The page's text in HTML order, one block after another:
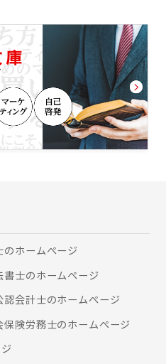
酬になってしまうこともある
産額よりも相続手続きの難易
数を報酬決定の際に重視して
。 常に、ご依頼いただくお客
て、納得感のある報酬設定を
心がけております。 〇事務所
かし、芦屋市内の案件は迅速
務所は、芦屋市の主要エリア
を構えております。近隣に銀
が必要である場合や、相続し
を売却したい場合、当事務所
の窓口となり、芦屋市内の税
動産会社に手続きを依頼する
口で対応できるよう、各種専
携して対応させていただきま
保有資格等】 司法書士、行政書
（一社）日本財産管理協会
相談」してくださいね。
のホームぺージ
書士のホームぺージ
認会計士のホームぺージ
保険労務士のホームぺージ